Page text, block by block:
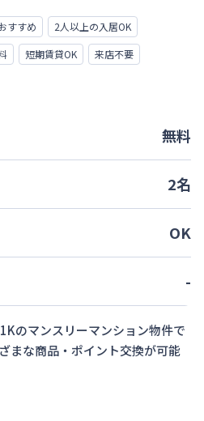
すすめ
2人以上の入居OK
短期賃貸OK
来店不要
無料
2名
OK
-
1Kのマンスリーマンション物件で
まな商品・ポイント交換が可能